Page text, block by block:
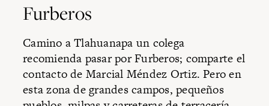
Furberos
Camino a Tlahuanapa un colega
recomienda pasar por Furberos; comparte el
contacto de Marcial Méndez Ortiz. Pero en
esta zona de grandes campos, pequeños